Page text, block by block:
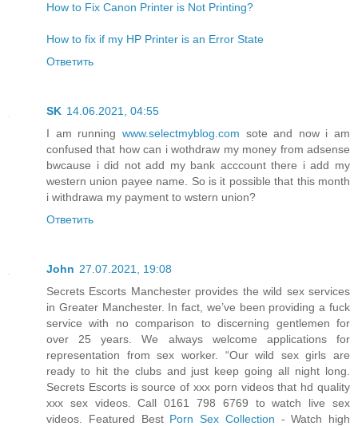
How to Fix Canon Printer is Not Printing?
How to fix if my HP Printer is an Error State
Ответить
SK 14.06.2021, 04:55
I am running www.selectmyblog.com sote and now i am
confused that how can i wothdraw my money from adsense
bwcause i did not add my bank acccount there i add my
western union payee name. So is it possible that this month
i withdrawa my payment to wstern union?
Ответить
John 27.07.2021, 19:08
Secrets Escorts Manchester provides the wild sex services
in Greater Manchester. In fact, we’ve been providing a fuck
service with no comparison to discerning gentlemen for
over 25 years. We always welcome applications for
representation from sex worker. “Our wild sex girls are
ready to hit the clubs and just keep going all night long.
Secrets Escorts is source of xxx porn videos that hd quality
xxx sex videos. Call 0161 798 6769 to watch live sex
videos. Featured Best Porn Sex Collection - Watch high